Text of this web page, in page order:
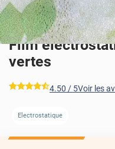
Film
vertes
*****
4.50 / 5Voir les
Electrostatique